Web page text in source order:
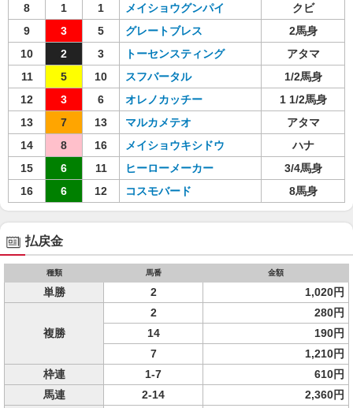
8
1 1 メイショウグンパイ
クビ
9
3 5 グレートブレス
2馬身
10
2 3 トーセンスティング
アタマ
11
5 10 スフバータル
1/2馬身
12
3 6 オレノカッチー
1 1/2馬身
13
7 13 マルカメテオ
アタマ
14
8 16 メイショウキシドウ
ハナ
15
6 11 ヒーローメーカー
3/4馬身
16
6 12 コスモバード 8馬身
払戻金
種類 馬番 金額
単勝 2 1,020円
複勝
2
280円
14
190円
7
1,210円
枠連
1-7
610円
馬連
2-14 2,360円